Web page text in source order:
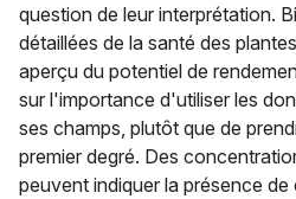
question de leur interprétation.
détaillées de la santé des
aperçu du potentiel de
sur l'importance d'utiliser les
ses champs, plutôt que de
premier degré. Des
peuvent indiquer la présence